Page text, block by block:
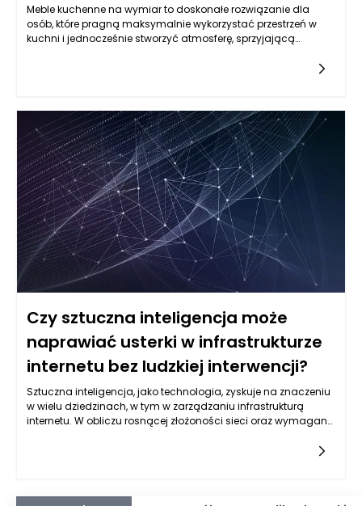
Meble kuchenne na wymiar to doskonałe rozwiązanie dla
osób, które pragną maksymalnie wykorzystać przestrzeń w
kuchni i jednocześnie stworzyć atmosferę, sprzyjającą
lepiej zorganizować przestrzeń roboczą, co ma kluczowe
znaczenie dla sprawności działań kuchennych. Precyzyjnie
zaprojektowane meble sprawiają, że każda sekunda
spędzona w kuchni jest maksymalnie wykorzystana, co
przekłada się na przyjemniejsze gotowanie i lepszą
organizację pracy.
Czy sztuczna inteligencja może
naprawiać usterki w infrastrukturze
internetu bez ludzkiej interwencji?
Sztuczna inteligencja, jako technologia, zyskuje na znaczeniu
w wielu dziedzinach, w tym w zarządzaniu infrastrukturą
internetu. W obliczu rosnącej złożoności sieci oraz wymaganej
problemów w infrastrukturze internetu, a także do